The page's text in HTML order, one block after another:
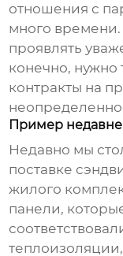
отношения с
много
проявлять
конечно, нужно
контракты на
Пример
Недавно мы
поставке
жилого
панели,